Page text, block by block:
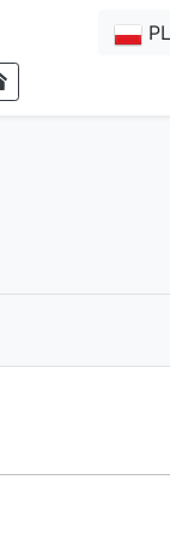
PL